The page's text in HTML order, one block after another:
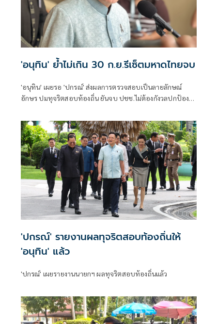
'อนุทิน' ย้ำไม่เกิน 30 ก.ย.รีเซ็ตมหาดไทยจบ
'อนุทิน' เผยรอ 'ปกรณ์' ส่งผลการตรวจสอบเป็นลายลักษณ์
อักษร ปมทุจริตสอบท้องถิ่น ยันจบ ปชช.ไม่ต้องกังวลปกป้อง
เต้นได้ ชี้รีเซ็ต มท.จบใน ก.ย.นี้
'ปกรณ์' รายงานผลทุจริตสอบท้องถิ่นให้
'อนุทิน' แล้ว
'ปกรณ์' เผยรายงานนายกฯ ผลทุจริตสอบท้องถิ่นแล้ว